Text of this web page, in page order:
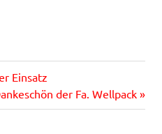
Einsatz
der Fa. Wellpack